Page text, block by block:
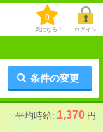
0
気になる！ ログイン
条件の変更
平均時給: 1,370 円